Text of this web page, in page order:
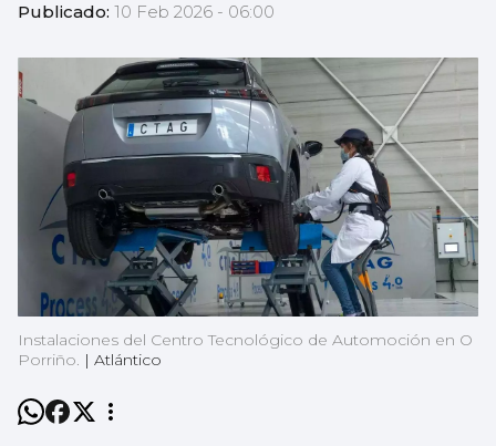
Publicado: 10 Feb 2026 - 06:00
Instalaciones del Centro Tecnológico de Automoción en O
Porriño. | Atlántico